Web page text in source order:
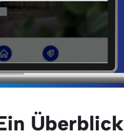
Überblick